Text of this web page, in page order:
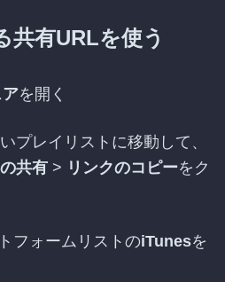
共有URLを使う
を開く
プレイリストに移動して、
共有 > リンクのコピーをク
フォームリストのiTunesを